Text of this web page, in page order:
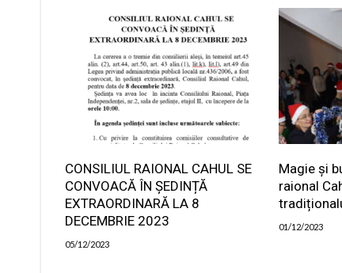
CONSILIUL RAIONAL CAHUL SE
CONVOACĂ ÎN ȘEDINȚĂ
EXTRAORDINARĂ LA 8
DECEMBRIE 2023
05/12/2023
Magie și
raional
01/12/2023